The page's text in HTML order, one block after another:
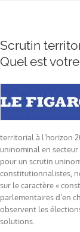
Scrutin
Quel est
territorial à l’horizon
uninominal en
pour un scrutin
constitutionnalistes,
sur le caractère «
parlementaires d’en
observent les
solutions.